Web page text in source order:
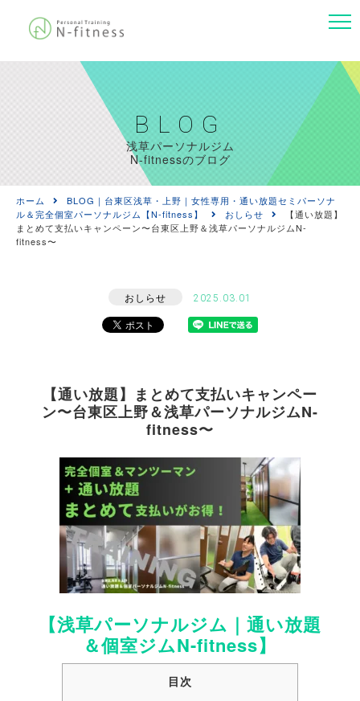
BLOG
浅草パーソナルジム
N-fitnessのブログ
ホーム
BLOG｜台東区浅草・上野｜女性専用・通い放題セミパーソナ
ル＆完全個室パーソナルジム【N-fitness】
おしらせ
【通い放題】
まとめて支払いキャンペーン〜台東区上野＆浅草パーソナルジムN-
fitness〜
おしらせ 2025.03.01
【通い放題】まとめて支払いキャンペー
ン〜台東区上野＆浅草パーソナルジムN-
fitness〜
【浅草パーソナルジム｜通い放題
＆個室ジムN-fitness】
目次